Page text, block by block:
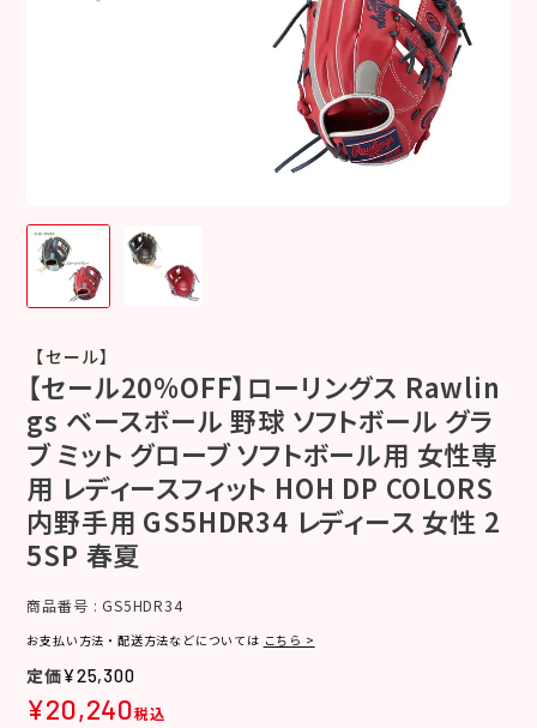
【セール】
【セール20%OFF】ローリングス Rawlin
gs ベースボール 野球 ソフトボール グラ
ブ ミット グローブ ソフトボール用 女性専
用 レディースフィット HOH DP COLORS
内野手用 GS5HDR34 レディース 女性 2
5SP 春夏
商品番号 GS5HDR34
お支払い方法・配送方法などについては こちら >
¥25,300
¥20,240税込